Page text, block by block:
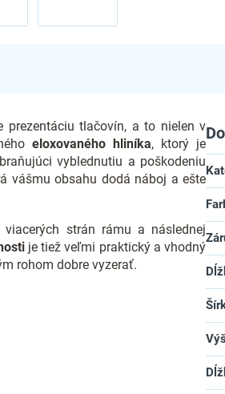
prezentáciu tlačovín, a to nielen v
eloxovaného hliníka, ktorý je
vyblednutiu a poškodeniu
vášmu obsahu dodá náboj a ešte
strán rámu a následnej
je tiež veľmi praktický a vhodný
rohom dobre vyzerať.